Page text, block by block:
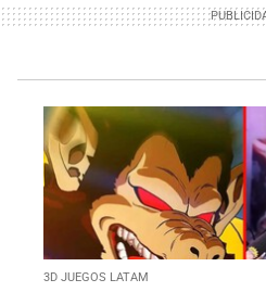
3D JUEGOS LATAM